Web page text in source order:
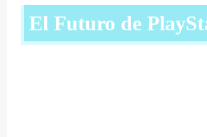
El Futuro de